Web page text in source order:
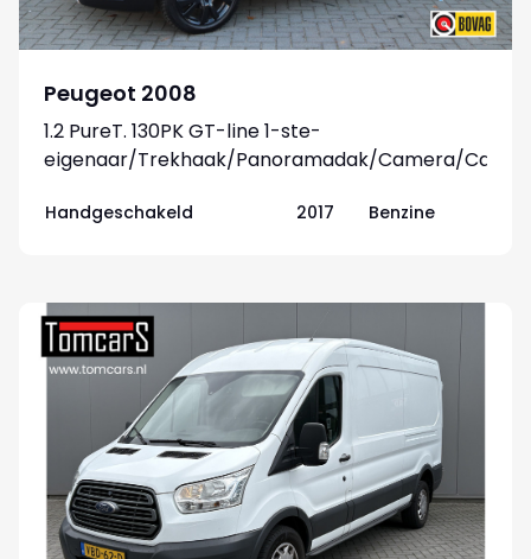
Peugeot 2008
1.2 PureT. 130PK GT-line 1-ste-
eigenaar/Trekhaak/Panoramadak/Camera/
Handgeschakeld 2017 Benzine